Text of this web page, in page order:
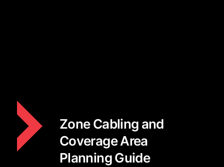
Zone Cabling and
Coverage Area
Planning Guide